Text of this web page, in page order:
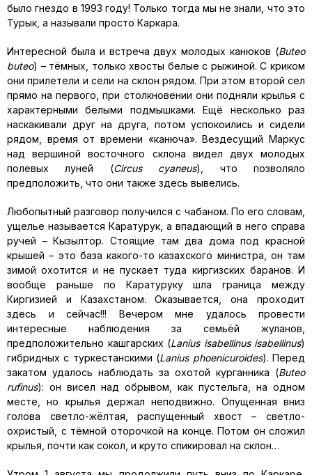
было гнездо в 1993 году! Только тогда мы не знали, что это
Турык, а называли просто Каркара.
Интересной была и встреча двух молодых канюков (Buteo
buteo) – тёмных, только хвосты белые с рыжиной. С криком
они прилетели и сели на склон рядом. При этом второй сел
прямо на первого, при столкновении они подняли крылья с
характерными белыми подмышками. Ещё несколько раз
наскакивали друг на друга, потом успокоились и сидели
рядом, время от времени «канюча». Вездесущий Маркус
над вершиной восточного склона видел двух молодых
полевых луней (Circus cyaneus), что позволяло
предположить, что они также здесь вывелись.
Любопытный разговор получился с чабаном. По его словам,
ущелье называется Каратурук, а впадающий в него справа
ручей – Кызылтор. Стоящие там два дома под красной
крышей – это база какого-то казахского министра, он там
зимой охотится и не пускает туда киргизских баранов. И
вообще раньше по Каратуруку шла граница между
Киргизией и Казахстаном. Оказывается, она проходит
здесь и сейчас!!! Вечером мне удалось провести
интересные наблюдения за семьёй жуланов,
предположительно кашгарских (Lanius isabellinus isabellinus)
гибридных с туркестанскими (Lanius phoenicuroides). Перед
закатом удалось наблюдать за охотой курганника (Buteo
rufinus): он висел над обрывом, как пустельга, на одном
месте, но крылья держал неподвижно. Опущенная вниз
голова светло-жёлтая, распущенный хвост – светло-
охристый, с тёмной оторочкой на конце. Потом он сложил
крылья, почти как сокол, и круто спикировал на склон…